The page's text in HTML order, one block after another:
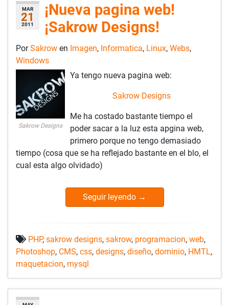
MAR
21
2011
¡Nueva pagina web!
¡Sakrow Designs!
PorSakrow en Imagen, Informatica, Linux, Webs,
Windows
Sakrow Designs
Ya tengo nueva pagina web:
Sakrow Designs
Me ha costado bastante tiempo el
poder sacar a la luz esta apgina web,
primero porque no tengo demasiado
tiempo (cosa que se ha reflejado bastante en el blo, el
cual esta algo olvidado)
Seguir leyendo →
PHP, sakrow designs, sakrow, programacion, web,
Photoshop, CMS, css, designs, diseño, dominio, HMTL,
maquetacion, mysql